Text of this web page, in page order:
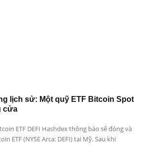
lịch sử: Một quỹ ETF Bitcoin Spot
cửa
ETF DEFI Hashdex thông báo sẽ đóng và
ETF (NYSE Arca: DEFI) tại Mỹ. Sau khi